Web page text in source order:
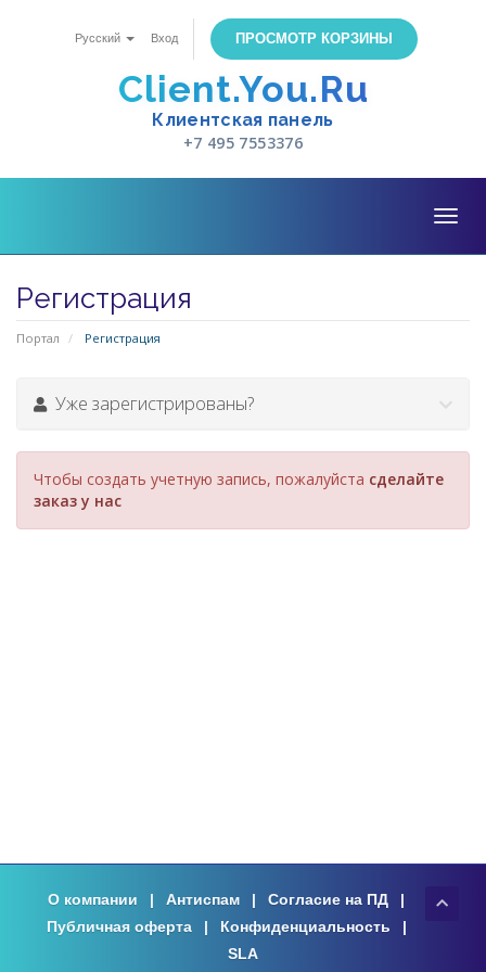
Русский Вход ПРОСМОТР КОРЗИНЫ
Client.You.Ru
Клиентская панель
+7 495 7553376
Регистрация
Портал Регистрация
Уже зарегистрированы?
Чтобы создать учетную запись, пожалуйста сделайте
заказ у нас
О компании | Антиспам | Согласие на ПД
|
Публичная оферта
| Конфиденциальность
|
SLA